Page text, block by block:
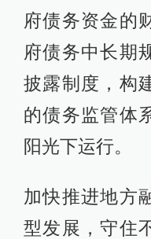
府债务资金的
府债务中长期
披露制度，构
的债务监管体
阳光下运行。
加快推进地方
型发展，守住